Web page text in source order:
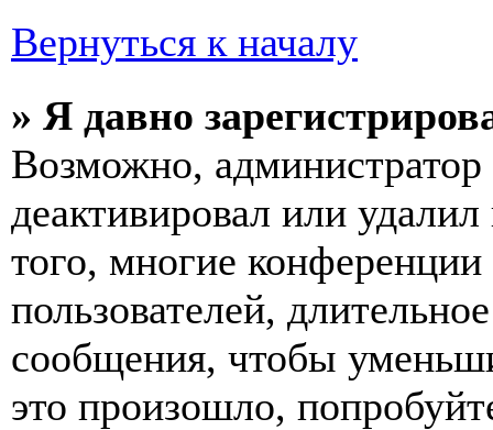
Вернуться к началу
» Я давно
Возможно,
деактивировал или
того, многие
пользователей,
сообщения, чтобы
это произошло,